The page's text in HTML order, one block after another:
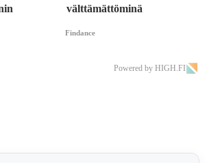
välttämättöminä
Findance
Powered by HIGH.FI